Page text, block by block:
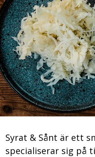
Syrat & Sånt är ett
specialiserar sig på